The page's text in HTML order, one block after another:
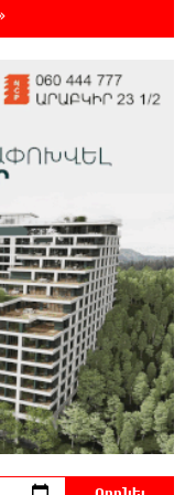
թաղամասի
աղբավայրում.
վարչապետները
տիրող
շրջանում
ծառն է
են փոխել